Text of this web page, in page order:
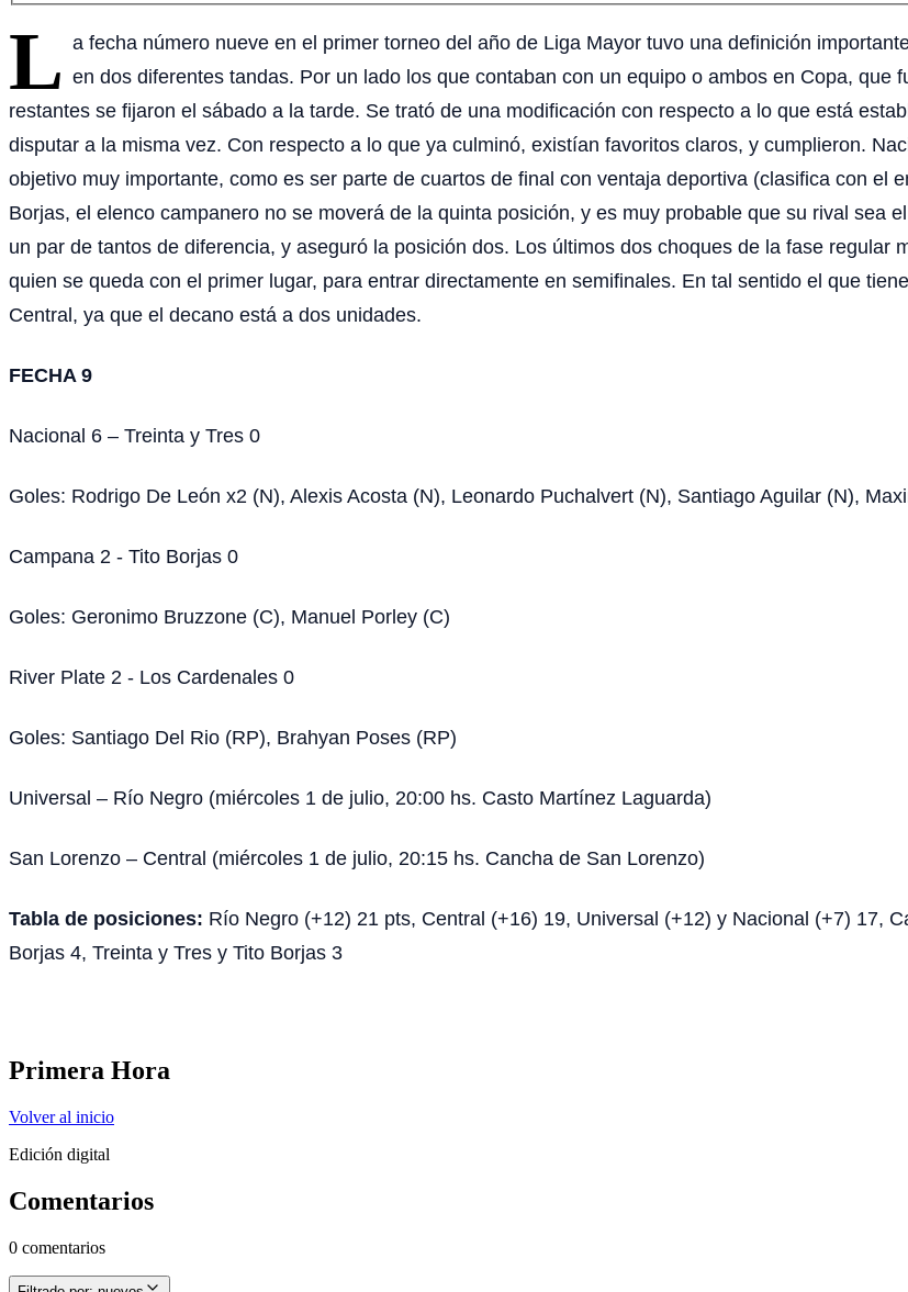
L a fecha número nueve en el primer torneo del año de Liga Mayor tuvo una definición
en dos diferentes tandas. Por un lado los que contaban con un equipo o ambos en Copa,
restantes se fijaron el sábado a la tarde. Se trató de una modificación con respecto a lo que está
disputar a la misma vez. Con respecto a lo que ya culminó, existían favoritos claros, y cumplieron.
objetivo muy importante, como es ser parte de cuartos de final con ventaja deportiva (clasifica con el
Borjas, el elenco campanero no se moverá de la quinta posición, y es muy probable que su rival sea
un par de tantos de diferencia, y aseguró la posición dos. Los últimos dos choques de la fase regular
quien se queda con el primer lugar, para entrar directamente en semifinales. En tal sentido el que
Central, ya que el decano está a dos unidades.
FECHA 9
Nacional 6 – Treinta y Tres 0
Goles: Rodrigo De León x2 (N), Alexis Acosta (N), Leonardo Puchalvert (N), Santiago Aguilar (N),
Campana 2 - Tito Borjas 0
Goles: Geronimo Bruzzone (C), Manuel Porley (C)
River Plate 2 - Los Cardenales 0
Goles: Santiago Del Rio (RP), Brahyan Poses (RP)
Universal – Río Negro (miércoles 1 de julio, 20:00 hs. Casto Martínez Laguarda)
San Lorenzo – Central (miércoles 1 de julio, 20:15 hs. Cancha de San Lorenzo)
Tabla de posiciones: Río Negro (+12) 21 pts, Central (+16) 19, Universal (+12) y Nacional (+7) 17,
Borjas 4, Treinta y Tres y Tito Borjas 3
Primera Hora
Volver al inicio
Edición digital
Comentarios
0 comentarios